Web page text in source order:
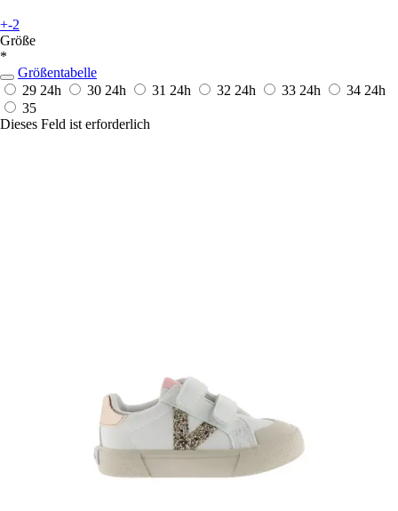
+-2
Größe
*
Größentabelle
29 24h 30 24h 31 24h 32 24h 33 24h 34 24h
35
Dieses Feld ist erforderlich